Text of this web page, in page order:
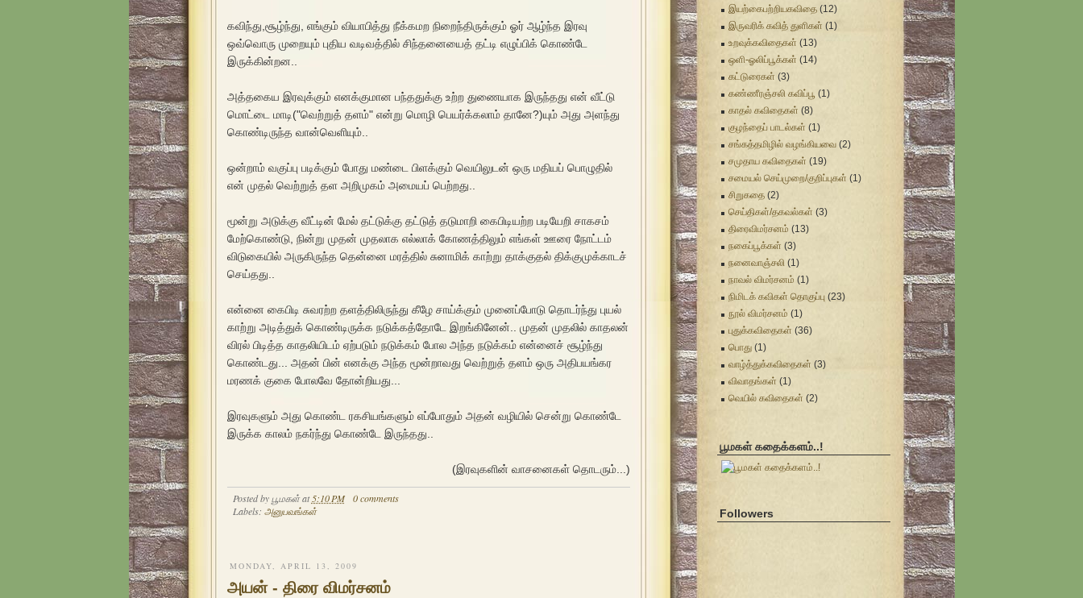
கவிந்து,சூழ்ந்து, எங்கும் வியாபித்து நீக்கமற நிறைந்திருக்கும் ஓர் ஆழ்ந்த இரவு
ஒவ்வொரு முறையும் புதிய வடிவத்தில் சிந்தனையைத் தட்டி எழுப்பிக் கொண்டே
இருக்கின்றன..
அத்தகைய இரவுக்கும் எனக்குமான பந்ததுக்கு உற்ற துணையாக இருந்தது என் வீட்டு
மொட்டை மாடி("வெற்றுத் தளம்" என்று மொழி பெயர்க்கலாம் தானே?)யும் அது அளந்து
கொண்டிருந்த வான்வெளியும்..
ஒன்றாம் வகுப்பு படிக்கும் போது மண்டை பிளக்கும் வெயிலுடன் ஒரு மதியப் பொழுதில்
என் முதல் வெற்றுத் தள அறிமுகம் அமையப் பெற்றது..
மூன்று அடுக்கு வீட்டின் மேல் தட்டுக்கு தட்டுத் தடுமாறி கைபிடியற்ற படியேறி சாகசம்
மேற்கொண்டு, நின்று முதன் முதலாக எல்லாக் கோணத்திலும் எங்கள் ஊரை நோட்டம்
விடுகையில் அருகிருந்த தென்னை மரத்தில் சுனாமிக் காற்று தாக்குதல் திக்குமுக்காடச்
செய்தது..
என்னை கைபிடி சுவரற்ற தளத்திலிருந்து கீழே சாய்க்கும் முனைப்போடு தொடர்ந்து புயல்
காற்று அடித்துக் கொண்டிருக்க நடுக்கத்தோடே இறங்கினேன்.. முதன் முதலில் காதலன்
விரல் பிடித்த காதலியிடம் ஏற்படும் நடுக்கம் போல அந்த நடுக்கம் என்னைச் சூழ்ந்து
கொண்டது... அதன் பின் எனக்கு அந்த மூன்றாவது வெற்றுத் தளம் ஒரு அதிபயங்கர
மரணக் குகை போலவே தோன்றியது...
இரவுகளும் அது கொண்ட ரகசியங்களும் எப்போதும் அதன் வழியில் சென்று கொண்டே
இருக்க காலம் நகர்ந்து கொண்டே இருந்தது..
(இரவுகளின் வாசனைகள் தொடரும்...)
Posted byபூமகள் at5:10 PM
0 comments
Labels: அனுபவங்கள்
MONDAY, APRIL 13, 2009
அயன் - திரை விமர்சனம்
இயற்கைபற்றியகவிதை (12)
இருவரிக் கவித் துளிகள் (1)
உறவுக்கவிதைகள் (13)
ஒளி-ஓலிப்பூக்கள் (14)
கட்டுரைகள் (3)
கண்ணீரஞ்சலி கவிப்பூ (1)
காதல் கவிதைகள் (8)
குழந்தைப் பாடல்கள் (1)
சங்கத்தமிழில் வழங்கியவை (2)
சமுதாய கவிதைகள் (19)
சமையல் செய்முறை/குறிப்புகள் (1)
சிறுகதை (2)
செய்திகள்/தகவல்கள் (3)
திரைவிமர்சனம் (13)
நகைப்பூக்கள் (3)
நனைவாஞ்சலி (1)
நாவல் விமர்சனம் (1)
நிமிடக் கவிகள் தொகுப்பு (23)
நூல் விமர்சனம் (1)
புதுக்கவிதைகள் (36)
பொது (1)
வாழ்த்துக்கவிதைகள் (3)
விவாதங்கள் (1)
வெயில் கவிதைகள் (2)
பூமகள் கதைக்களம்..!
Followers